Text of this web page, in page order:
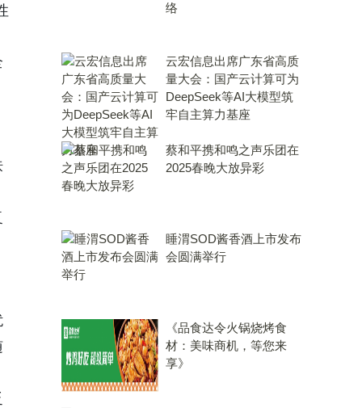
络
云宏信息出席广东省高质
量大会：国产云计算可为
DeepSeek等AI大模型筑
牢自主算力基座
蔡和平携和鸣之声乐团在
2025春晚大放异彩
睡渭SOD酱香酒上市发布
会圆满举行
《品食达令火锅烧烤食
材：美味商机，等您来
享》